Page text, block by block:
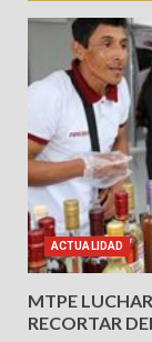
ACTUALIDAD
MTPE
RECORTAR